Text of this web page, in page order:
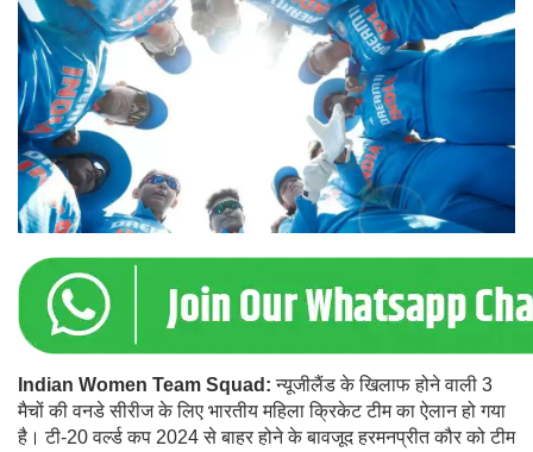
ndian Women Team Squad: न्यूजीलैंड के खिलाफ होने वाली 3
मैचों की वनडे सीरीज के लिए भारतीय महिला क्रिकेट टीम का ऐलान हो गया
है। टी-20 वर्ल्ड कप 2024 से बाहर होने के बावजूद हरमनप्रीत कौर को टीम